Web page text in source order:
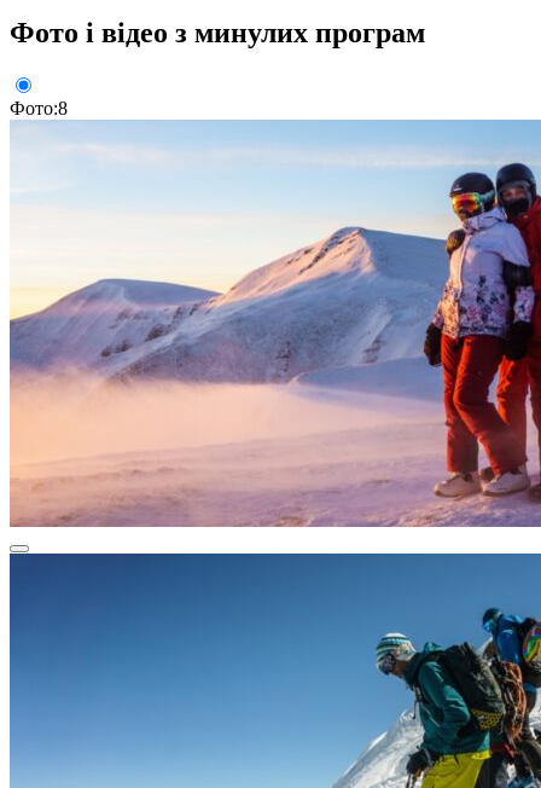
Фото і відео з минулих програм
Фото:8